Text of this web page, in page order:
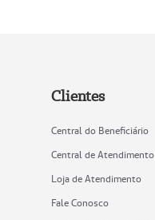
Clientes
Central do Beneficiário
Central de Atendimento
Loja de Atendimento
Fale Conosco